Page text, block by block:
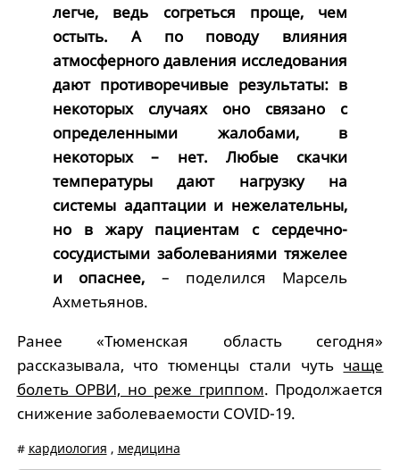
легче, ведь согреться проще, чем
остыть. А по поводу влияния
атмосферного давления исследования
дают противоречивые результаты: в
некоторых случаях оно связано с
определенными жалобами, в
некоторых – нет. Любые скачки
температуры дают нагрузку на
системы адаптации и нежелательны,
но в жару пациентам с сердечно-
сосудистыми заболеваниями тяжелее
и опаснее, – поделился Марсель
Ахметьянов.
Ранее «Тюменская область сегодня»
рассказывала, что тюменцы стали чуть чаще
болеть ОРВИ, но реже гриппом. Продолжается
снижение заболеваемости COVID-19.
# кардиология , медицина